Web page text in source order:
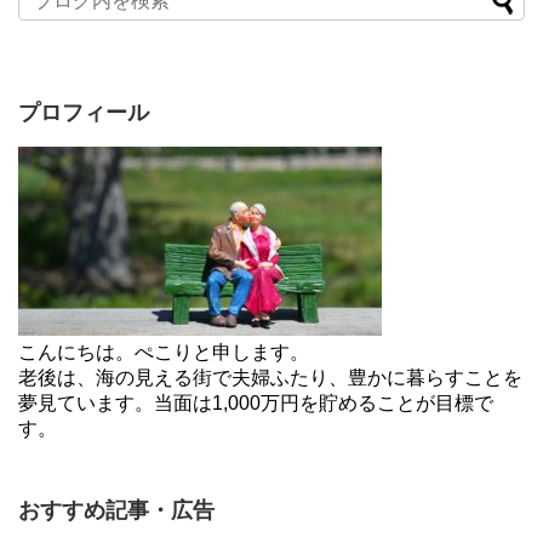
プロフィール
こんにちは。ぺこりと申します。
老後は、海の見える街で夫婦ふたり、豊かに暮らすことを
夢見ています。当面は1,000万円を貯めることが目標で
す。
おすすめ記事・広告